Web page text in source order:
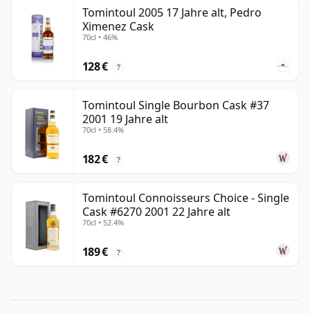
Tomintoul 2005 17 Jahre alt, Pedro
Ximenez Cask
70cl • 46%
128 € ?
Tomintoul Single Bourbon Cask #37
2001 19 Jahre alt
70cl • 58.4%
182 € ?
Tomintoul Connoisseurs Choice - Single
Cask #6270 2001 22 Jahre alt
70cl • 52.4%
189 € ?